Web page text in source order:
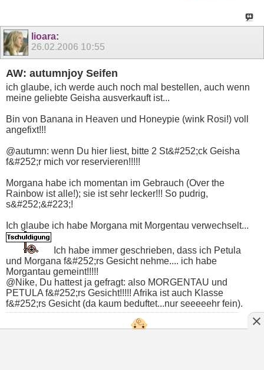
lioara:
26.02.2006 10:55
AW: autumnjoy Seifen
ich glaube, ich werde auch noch mal bestellen, auch wenn
meine geliebte Geisha ausverkauft ist...
Bin von Banana in Heaven und Honeypie (wink Rosi!) voll
angefixt!!!
@autumn: wenn Du hier liest, bitte 2 St&#252;ck Geisha
f&#252;r mich vor reservieren!!!!!
Morgana habe ich momentan im Gebrauch (Over the
Rainbow ist alle!); sie ist sehr lecker!!! So pudrig,
s&#252;&#223;!
Ich glaube ich habe Morgana mit Morgentau verwechselt...
Ich habe immer geschrieben, dass ich Petula
und Morgana f&#252;rs Gesicht nehme.... ich habe
Morgantau gemeint!!!!!
@Nike, Du hattest ja gefragt: also MORGENTAU und
PETULA f&#252;rs Gesicht!!!!! Afrika ist auch Klasse
f&#252;rs Gesicht (da kaum beduftet...nur seeeeehr fein).